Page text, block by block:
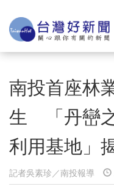
南投首座林
生 「丹巒
利用基地」
記者吳素珍／南投報導